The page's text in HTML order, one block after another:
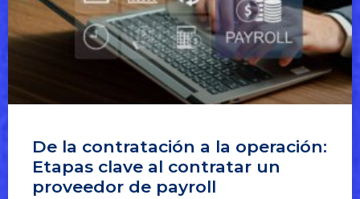
De la contratación a la operación:
Etapas clave al contratar un
proveedor de payroll